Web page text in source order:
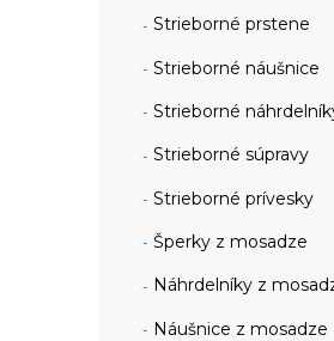
Strieborné prstene
Strieborné náušnice
Strieborné
Strieborné súpravy
Strieborné prívesky
Šperky z mosadze
Náhrdelníky z
Náušnice z mosadze